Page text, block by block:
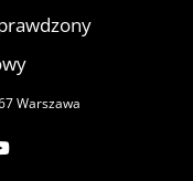
Warszawa